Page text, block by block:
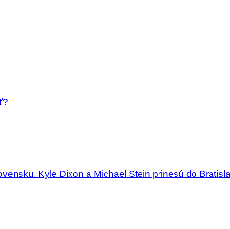
Kyle Dixon a Michael Stein prinesú do